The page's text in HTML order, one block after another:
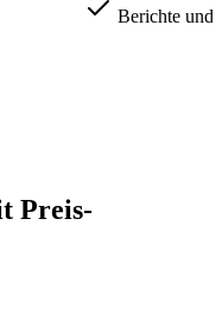
Berichte und
Preis-